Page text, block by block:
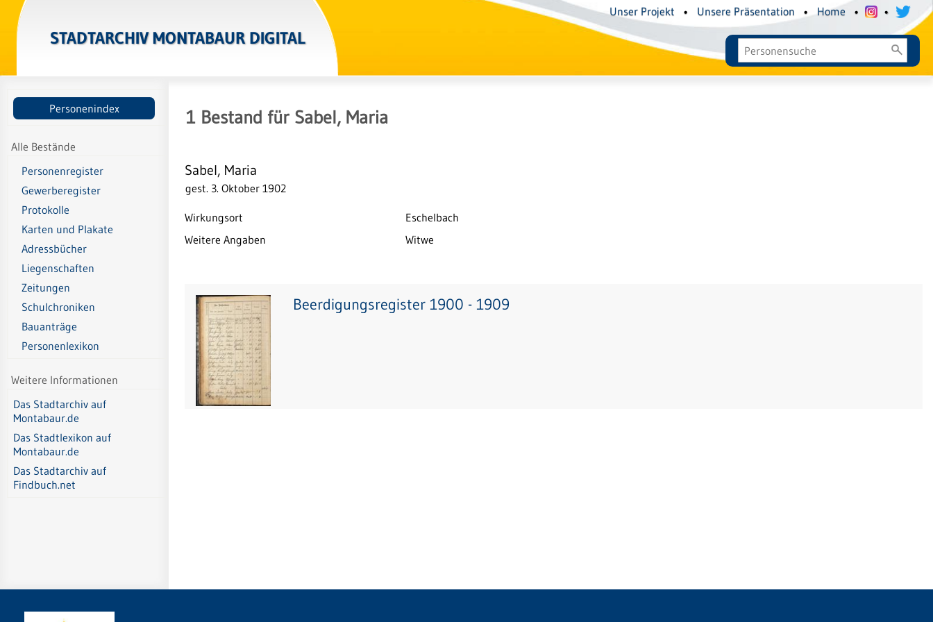
STADTARCHIV MONTABAUR DIGITAL
Unser Projekt • Unsere Präsentation • Home • •
Personenindex
Alle Bestände
Personenregister
Gewerberegister
Protokolle
Karten und Plakate
Adressbücher
Liegenschaften
Zeitungen
Schulchroniken
Bauanträge
Personenlexikon
Weitere Informationen
Das Stadtarchiv auf
Montabaur.de
Das Stadtlexikon auf
Montabaur.de
Das Stadtarchiv auf
Findbuch.net
1 Bestand für Sabel, Maria
Sabel, Maria
gest. 3. Oktober 1902
Wirkungsort
Eschelbach
Weitere Angaben
Witwe
Beerdigungsregister 1900 - 1909